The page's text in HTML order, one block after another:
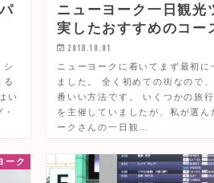
シ
る
い
ニューヨーク一日観光
実したおすすめのコー
2018.10.01
ニューヨークに着いてまず最初に
ました。 全く初めての街なので
番いい方法です。 いくつかの旅
を主催していましたが、私が選ん
ークさんの一日観…
ーク